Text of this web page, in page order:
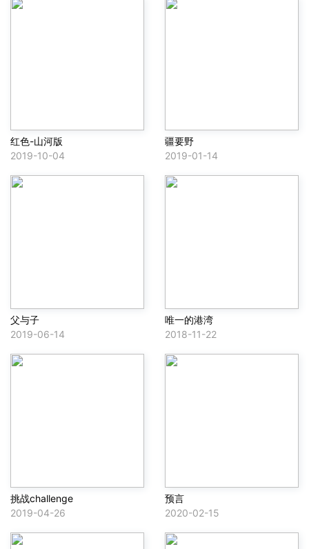
红色-山河版
2019-10-04
疆要野
2019-01-14
父与子
2019-06-14
唯一的港湾
2018-11-22
挑战challenge
2019-04-26
预言
2020-02-15